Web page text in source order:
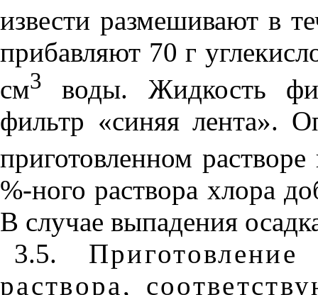
извести размешивают в
прибавляют 70 г
см3
воды. Жидкость
фильтр «синяя лента».
приготовленном
%-ного раствора хлора
В случае выпадения
3.5.
раствора,